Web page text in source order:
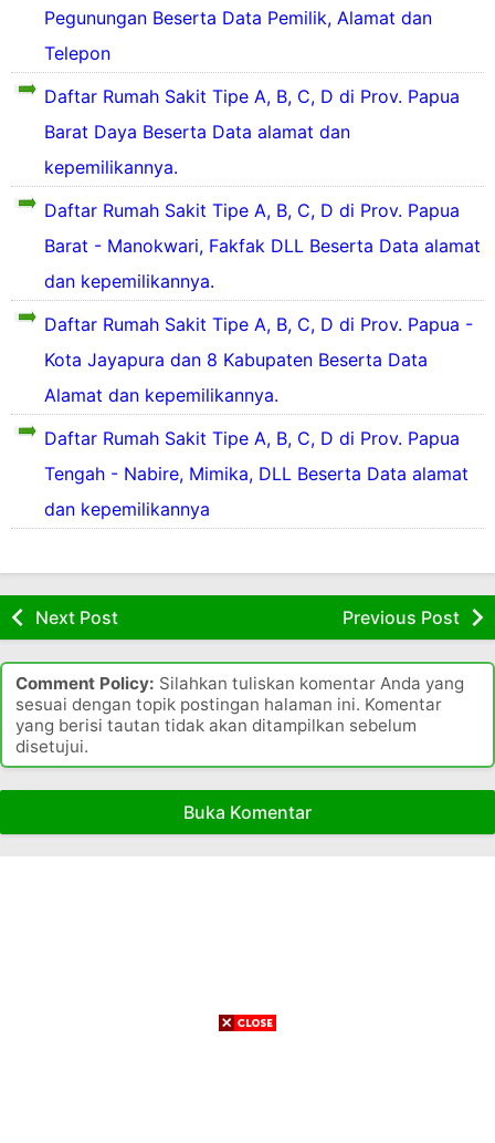
Pegunungan Beserta Data Pemilik, Alamat dan
Telepon
Daftar Rumah Sakit Tipe A, B, C, D di Prov. Papua
Barat Daya Beserta Data alamat dan
kepemilikannya.
Daftar Rumah Sakit Tipe A, B, C, D di Prov. Papua
Barat - Manokwari, Fakfak DLL Beserta Data alamat
dan kepemilikannya.
Daftar Rumah Sakit Tipe A, B, C, D di Prov. Papua -
Kota Jayapura dan 8 Kabupaten Beserta Data
Alamat dan kepemilikannya.
Daftar Rumah Sakit Tipe A, B, C, D di Prov. Papua
Tengah - Nabire, Mimika, DLL Beserta Data alamat
dan kepemilikannya
d
a
i
P
n
s
P
Next Post Previous Post
Comment Policy: Silahkan tuliskan komentar Anda yang
sesuai dengan topik postingan halaman ini. Komentar
yang berisi tautan tidak akan ditampilkan sebelum
disetujui.
Buka Komentar